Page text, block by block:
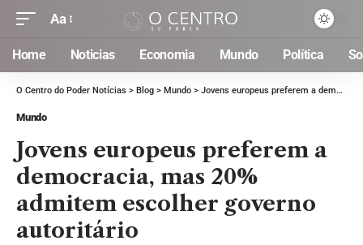
Aa
Home Noticias Economia Mundo Política
O Centro do Poder Notícias > Blog > Mundo > Jovens europeus preferem a democracia, mas 20% admitem escolher governo autoritário
Mundo
Jovens europeus preferem a
democracia, mas 20%
admitem escolher governo
autoritário